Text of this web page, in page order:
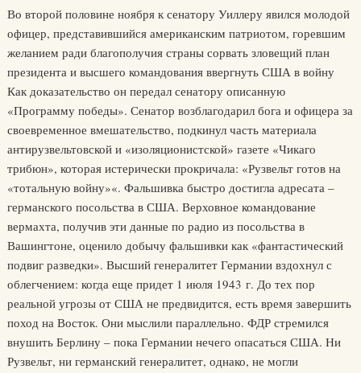
Во второй половине ноября к сенатору Уиллеру явился молодой
офицер, представившийся американским патриотом, горевшим
желанием ради благополучия страны сорвать зловещий план
президента и высшего командования ввергнуть США в войну
Как доказательство он передал сенатору описанную
«Программу победы». Сенатор возблагодарил бога и офицера за
своевременное вмешательство, подкинул часть материала
антирузвельтовской и «изоляционистской» газете «Чикаго
трибюн», которая истерически прокричала: «Рузвельт готов на
«тотальную войну»«. Фальшивка быстро достигла адресата –
германского посольства в США. Верховное командование
вермахта, получив эти данные по радио из посольства в
Вашингтоне, оценило добычу фальшивки как «фантастический
подвиг разведки». Высший генералитет Германии вздохнул с
облегчением: когда еще придет 1 июля 1943 г. До тех пор
реальной угрозы от США не предвидится, есть время завершить
поход на Восток. Они мыслили параллельно. ФДР стремился
внушить Берлину – пока Германии нечего опасаться США. Ни
Рузвельт, ни германский генералитет, однако, не могли